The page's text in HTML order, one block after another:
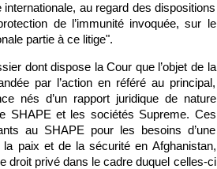
au regard des dispositions
de l’immunité invoquée, sur le
partie à ce litige".
dont dispose la Cour que l’objet de la
par l’action en référé au principal,
nés d’un rapport juridique de nature
SHAPE et les sociétés Supreme. Ces
au SHAPE pour les besoins d’une
paix et de la sécurité en Afghanistan,
droit privé dans le cadre duquel celles-ci